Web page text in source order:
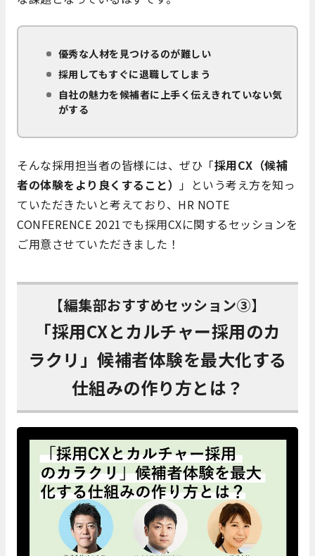
優秀な人材を見つけるのが難しい
採用してもすぐに退職してしまう
自社の魅力を候補者に上手く伝えきれていない気
がする
そんな採用担当者の皆様には、ぜひ「採用CX（候補
者の体験をより良くすること） 」という考え方を知っ
ていただきたいと考えており、HR NOTE
CONFERENCE 2021でも採用CXに関するセッションを
ご用意させていただきました！
【編集部おすすめセッション③】
「採用CXとカルチャー採用のカ
ラクリ」候補者体験を最大化する
仕組みの作り方とは？